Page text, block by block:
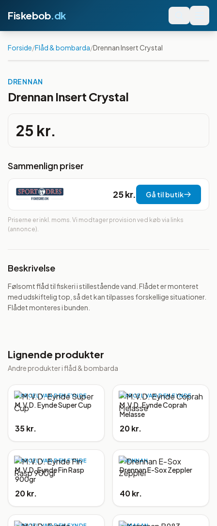
Fiskebob.dk
Forside/Flåd & bombarda/Drennan Insert Crystal
DRENNAN
Drennan Insert Crystal
25 kr.
Sammenlign priser
25 kr. Gå til butik
Priserne er inkl. moms. Vi modtager provision ved køb via links
(annonce).
Beskrivelse
Følsomt flåd til fiskeri i stillestående vand. Flådet er monteret
med udskiftelig top, så det kan tilpasses forskellige situationer.
Flådet monteres i bunden.
Lignende produkter
Andre produkter iflåd & bombarda
MARCEL VAN DEN EYNDE
M.V.D. Eynde Super Cup
35 kr.
MARCEL VAN DEN EYNDE
M.V.D. Eynde Coprah
Melasse
20 kr.
MARCEL VAN DEN EYNDE
M.V.D. Eynde Fin Rasp
900gr
20 kr.
DRENNAN
Drennan E-Sox Zeppler
40 kr.